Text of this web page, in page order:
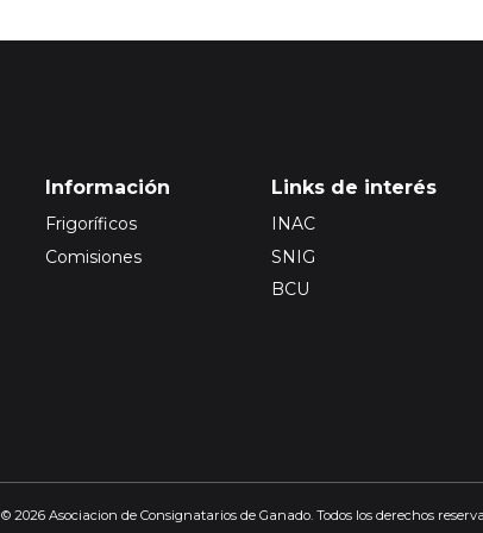
Información
Frigoríficos
Comisiones
Links de interés
INAC
SNIG
BCU
© 2026 Asociacion de Consignatarios de Ganado. Todos los derechos